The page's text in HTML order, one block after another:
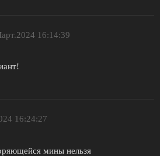
16:14:39
16:24:27
мины нельзя